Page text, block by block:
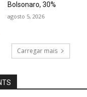
Bolsonaro, 30%
agosto 5, 2026
Carregar mais